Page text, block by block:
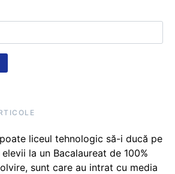
liceul tehnologic să-i ducă pe
la un Bacalaureat de 100%
sunt care au intrat cu media